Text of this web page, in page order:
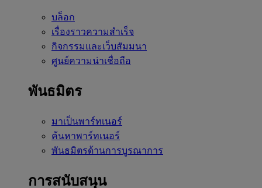
บล็อก
เรื่องราวความสำเร็จ
กิจกรรมและเว็บสัมมนา
ศูนย์ความน่าเชื่อถือ
พันธมิตร
มาเป็นพาร์ทเนอร์
ค้นหาพาร์ทเนอร์
พันธมิตรด้านการบูรณาการ
การสนับสนุน